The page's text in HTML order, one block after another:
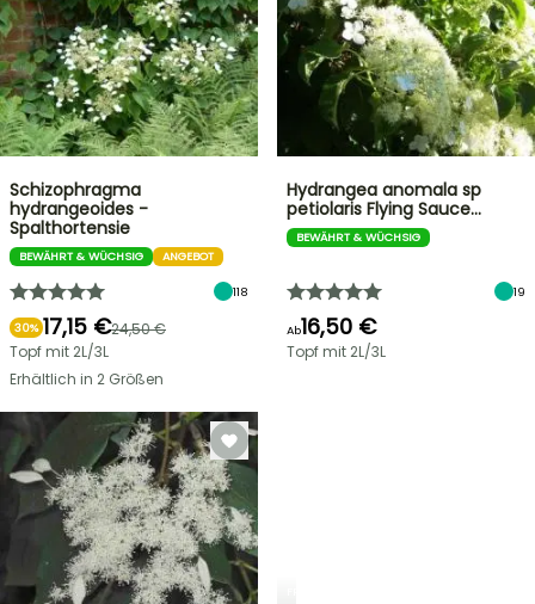
Schizophragma
hydrangeoides -
Spalthortensie
BEWÄHRT & WÜCHSIG ANGEBOT
118
30% 17,15 €24,50 €
Topf mit 2L/3L
Erhältlich in 2 Größen
Hydrangea anomala sp
petiolaris Flying Sauce…
BEWÄHRT & WÜCHSIG
19
Ab16,50 €
Topf mit 2L/3L